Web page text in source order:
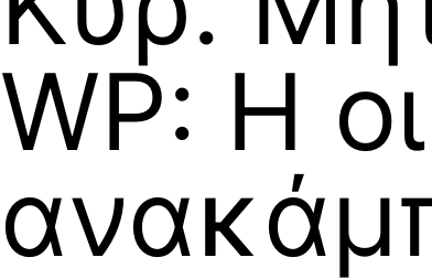
WP: Η